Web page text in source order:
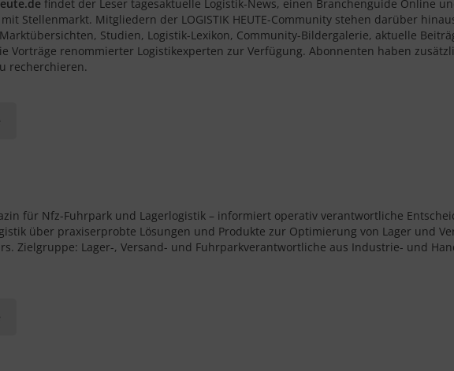
findet der Leser tagesaktuelle Logistik-News, einen Branchenguide Online
Stellenmarkt. Mitgliedern der LOGISTIK HEUTE-Community stehen darüber
Studien, Logistik-Lexikon, Community-Bildergalerie, aktuelle
Vorträge renommierter Logistikexperten zur Verfügung. Abonnenten haben
recherchieren.
für Nfz-Fuhrpark und Lagerlogistik – informiert operativ verantwortliche
über praxiserprobte Lösungen und Produkte zur Optimierung von Lager und
Zielgruppe: Lager-, Versand- und Fuhrparkverantwortliche aus Industrie- und